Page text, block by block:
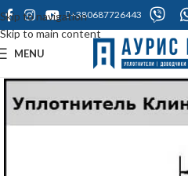
Skip to navigation
Skip to main content
+380687726443
MENU